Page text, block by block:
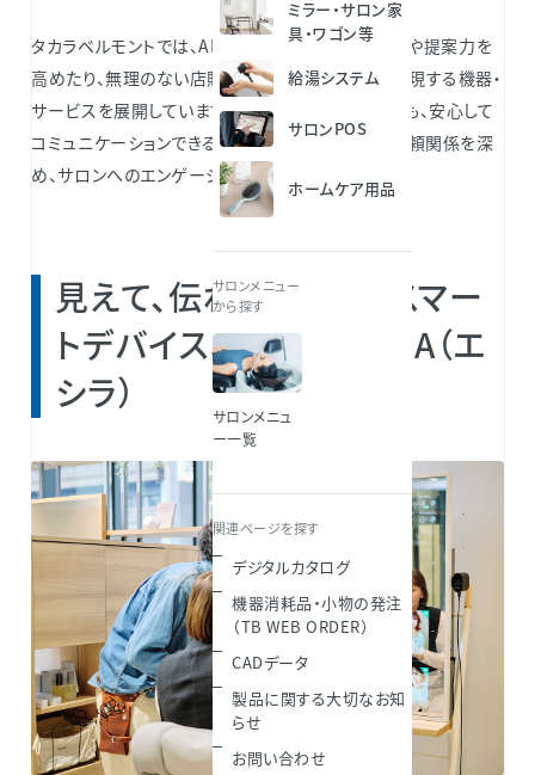
ミラー・サロン家
具・ワゴン等
給湯システム
サロンPOS
ホームケア用品
サロンメニュー
から探す
サロンメニュ
ー一覧
関連ページを探す
デジタルカタログ
機器消耗品・小物の発注
（TB WEB ORDER）
CADデータ
製品に関する大切なお知
らせ
お問い合わせ
タカラベルモントでは、AIの力でカウンセリングの質や提案力を
高めたり、無理のない店販提案やクロージングを実現する機器・
サービスを展開しています。理美容師の方もお客様も、安心して
コミュニケーションできる時間を提供することで、信頼関係を深
め、サロンへのエンゲージメントを高めます。
見えて、伝わる。頼れるスマー
トデバイスミラー｜ECILA（エ
シラ）